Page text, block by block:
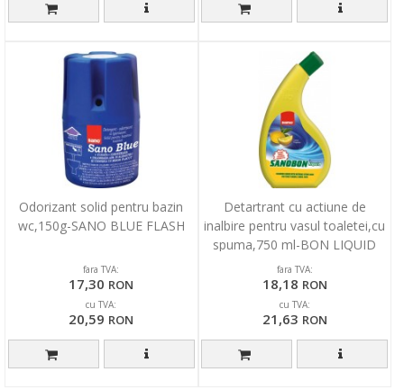
Odorizant solid pentru bazin
wc,150g-SANO BLUE FLASH
fara TVA:
17,30 RON
cu TVA:
20,59 RON
Detartrant cu actiune de
inalbire pentru vasul toaletei,cu
spuma,750 ml-BON LIQUID
LEMON
fara TVA:
18,18 RON
cu TVA:
21,63 RON